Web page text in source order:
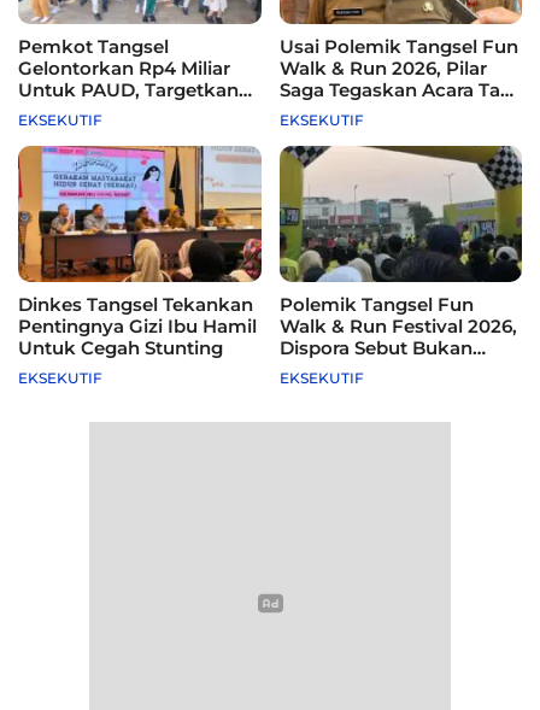
Pemkot Tangsel
Gelontorkan Rp4 Miliar
Untuk PAUD, Targetkan
115 Sekolah
EKSEKUTIF
Usai Polemik Tangsel Fun
Walk & Run 2026, Pilar
Saga Tegaskan Acara Tak
Difasilitasi Pemkot
EKSEKUTIF
Dinkes Tangsel Tekankan
Pentingnya Gizi Ibu Hamil
Untuk Cegah Stunting
EKSEKUTIF
Polemik Tangsel Fun
Walk & Run Festival 2026,
Dispora Sebut Bukan
Agenda Pemkot
EKSEKUTIF